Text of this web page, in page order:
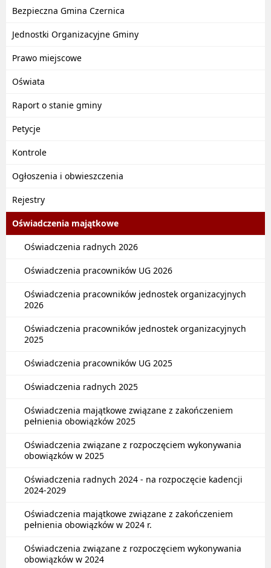
Bezpieczna Gmina Czernica
Jednostki Organizacyjne Gminy
Prawo miejscowe
Oświata
Raport o stanie gminy
Petycje
Kontrole
Ogłoszenia i obwieszczenia
Rejestry
Oświadczenia majątkowe
Oświadczenia radnych 2026
Oświadczenia pracowników UG 2026
Oświadczenia pracowników jednostek organizacyjnych
2026
Oświadczenia pracowników jednostek organizacyjnych
2025
Oświadczenia pracowników UG 2025
Oświadczenia radnych 2025
Oświadczenia majątkowe związane z zakończeniem
pełnienia obowiązków 2025
Oświadczenia związane z rozpoczęciem wykonywania
obowiązków w 2025
Oświadczenia radnych 2024 - na rozpoczęcie kadencji
2024-2029
Oświadczenia majątkowe związane z zakończeniem
pełnienia obowiązków w 2024 r.
Oświadczenia związane z rozpoczęciem wykonywania
obowiązków w 2024